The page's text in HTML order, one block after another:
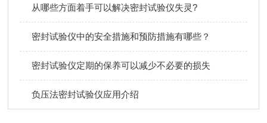
从哪些方面着手可以解决密封试验仪失灵?
密封试验仪中的安全措施和预防措施有哪些？
密封试验仪定期的保养可以减少不必要的损失
负压法密封试验仪应用介绍